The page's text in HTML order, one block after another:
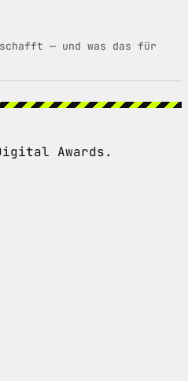
— und was das für
Awards.